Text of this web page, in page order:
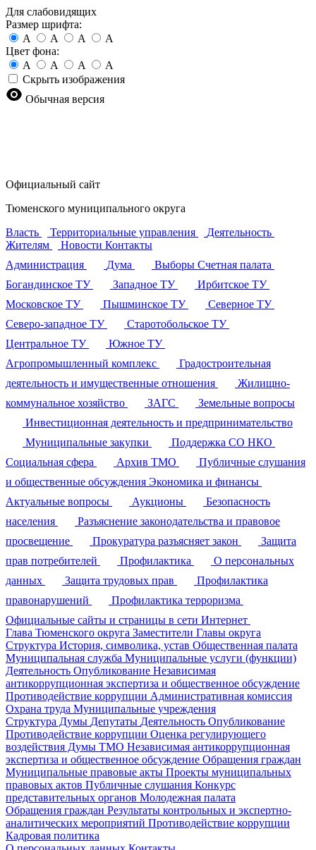
Для слабовидящих
Размер шрифта:
A
A A
A
Цвет фона:
A
A A
A
Скрыть изображения
Обычная версия
Официальный сайт
Тюменского муниципального округа
Власть
Территориальные управления
Деятельность
Жителям
Новости Контакты
Администрация
Дума Выборы Счетная палата
Богандинское ТУ
Западное ТУ
Ирбитское ТУ
Московское ТУ
Пышминское ТУ
Северное ТУ
Северо-западное ТУ
Старотобольское ТУ
Центральное ТУ
Южное ТУ
Агропромышленный комплекс
Градостроительная
деятельность и имущественные отношения
Жилищно-
коммунальное хозяйство
ЗАГС
Земельные вопросы
Инвестиционная деятельность и предпринимательство
Муниципальные закупки
Поддержка СО НКО
Социальная сфера
Архив ТМО
Публичные слушания
и общественные обсуждения Экономика и финансы
Актуальные вопросы
Аукционы
Безопасность
населения
Разъяснение законодательства и правовое
просвещение
Прокуратура разъясняет закон
Защита
прав потребителей
Профилактика
О персональных
данных
Защита трудовых прав
Профилактика
правонарушений
Профилактика терроризма
Официальные сайты и страницы в сети Интернет
Глава Тюменского округа Заместители Главы округа
Структура История, символика, устав Общественная палата
Муниципальная служба Муниципальные услуги (функции)
Деятельность Опубликование Независимая
антикоррупционная экспертиза и общественное обсуждение
Противодействие коррупции Административная комиссия
Охрана труда Муниципальные учреждения
Структура Думы Депутаты Деятельность Опубликование
Противодействие коррупции Оценка регулирующего
воздействия Думы ТМО Независимая антикоррупционная
экспертиза и общественное обсуждение Обращения граждан
Муниципальные правовые акты Проекты муниципальных
правовых актов Публичные слушания Конкурс
представительных органов Молодежная палата
Обращения граждан Результаты контрольных и экспертно-
аналитических мероприятий Противодействие коррупции
Кадровая политика